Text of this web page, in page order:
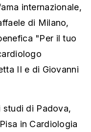
internazionale,
di Milano,
"Per il tuo
II e di Giovanni
studi di Padova,
in Cardiologia